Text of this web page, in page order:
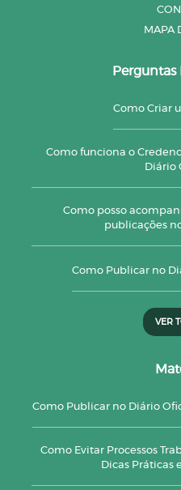
MAPA
Perguntas
Como Criar
Como funciona o
Diário
Como posso
publicações
Como Publicar no
VER
Como Publicar no Diário
Como Evitar Processos
Dicas Práticas